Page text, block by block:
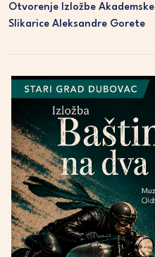
Otvorenje Izložbe Akademske
Slikarice Aleksandre Gorete